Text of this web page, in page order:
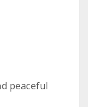
peaceful